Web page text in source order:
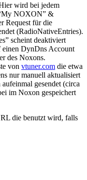
wird bei jedem
NOXON” &
Request für die
(RadioNativeEntries).
scheint deaktiviert
einen DynDns Account
des Noxons.
von vtuner.com die etwa
nur manuell aktualisiert
gesendet (circa
im Noxon gespeichert
die benutzt wird, falls